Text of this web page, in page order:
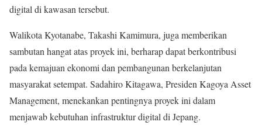
digital di kawasan tersebut.
Walikota Kyotanabe, Takashi Kamimura, juga memberikan
sambutan hangat atas proyek ini, berharap dapat berkontribusi
pada kemajuan ekonomi dan pembangunan berkelanjutan
masyarakat setempat. Sadahiro Kitagawa, Presiden Kagoya Asset
Management, menekankan pentingnya proyek ini dalam
menjawab kebutuhan infrastruktur digital di Jepang.